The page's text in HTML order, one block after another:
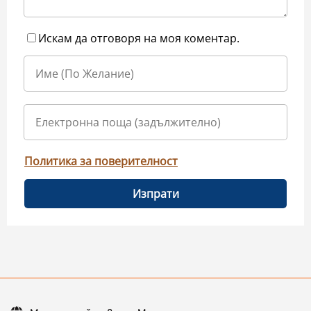
Искам да отговоря на моя коментар.
Политика за поверителност
Изпрати